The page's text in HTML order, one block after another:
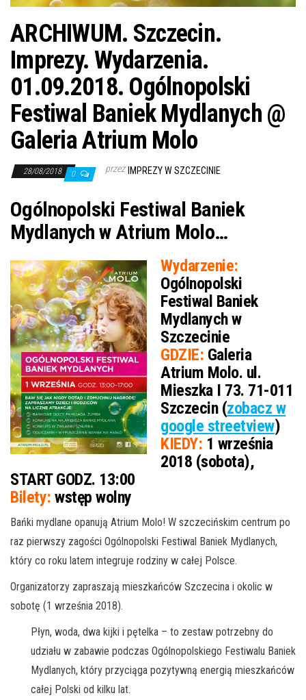
ARCHIWUM. Szczecin.
Imprezy. Wydarzenia.
01.09.2018. Ogólnopolski
Festiwal Baniek Mydlanych @
Galeria Atrium Molo
28/08/2018 0 przez IMPREZY W SZCZECINIE
Ogólnopolski Festiwal Baniek
Mydlanych w Atrium Molo…
Wydarzenie:
Ogólnopolski
Festiwal Baniek
Mydlanych w
Szczecinie
GDZIE: Galeria
Atrium Molo. ul.
Mieszka I 73. 71-011
Szczecin (zobacz w
google streetview)
KIEDY: 1 września
2018 (sobota),
START GODZ. 13:00
Bilety: wstęp wolny
Bańki mydlane opanują Atrium Molo! W szczecińskim centrum po
raz pierwszy zagości Ogólnopolski Festiwal Baniek Mydlanych,
który co roku latem integruje rodziny w całej Polsce.
Organizatorzy zapraszają mieszkańców Szczecina i okolic w
sobotę (1 września 2018).
Płyn, woda, dwa kijki i pętelka – to zestaw potrzebny do
udziału w zabawie podczas Ogólnopolskiego Festiwalu Baniek
Mydlanych, który przyciąga pozytywną energią mieszkańców
całej Polski od kilku lat.